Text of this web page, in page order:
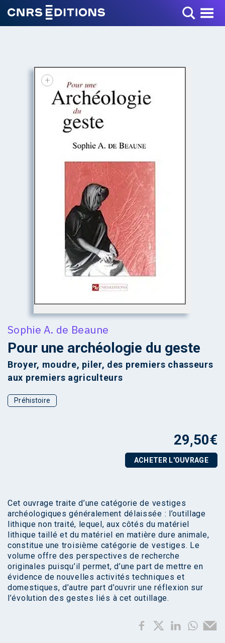
Toggle Menu
+
Sophie A. de Beaune
Pour une archéologie du geste
Broyer, moudre, piler, des premiers chasseurs
aux premiers agriculteurs
Préhistoire
29,50€
ACHETER L'OUVRAGE
Cet ouvrage traite d’une catégorie de vestiges
archéologiques généralement délaissée : l’outillage
lithique non traité, lequel, aux côtés du matériel
lithique taillé et du matériel en matière dure animale,
constitue une troisième catégorie de vestiges. Le
volume offre des perspectives de recherche
originales puisqu’il permet, d’une part de mettre en
évidence de nouvelles activités techniques et
domestiques, d’autre part d’ouvrir une réflexion sur
l’évolution des gestes liés à cet outillage.